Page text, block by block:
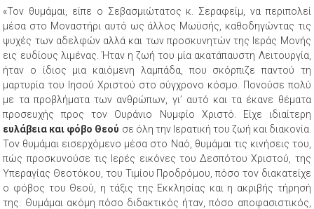
«Τον θυμάμαι, είπε ο Σεβασμιώτατος κ. Σεραφείμ, να περιπολεί
μέσα στο Μοναστήρι αυτό ως άλλος Μωϋσής, καθοδηγώντας τις
ψυχές των αδελφών αλλά και των προσκυνητών της Ιεράς Μονής
εις ευδίους λιμένας. Ήταν η ζωή του μία ακατάπαυστη Λειτουργία,
ήταν ο ίδιος μια καιόμενη λαμπάδα, που σκόρπιζε παντού τη
μαρτυρία του Ιησού Χριστού στο σύγχρονο κόσμο. Πονούσε πολύ
με τα προβλήματα των ανθρώπων, γι’ αυτό και τα έκανε θέματα
προσευχής προς τον Ουράνιο Νυμφίο Χριστό. Είχε ιδιαίτερη
ευλάβεια και φόβο Θεού σε όλη την Ιερατική του ζωή και διακονία.
Τον θυμάμαι εισερχόμενο μέσα στο Ναό, θυμάμαι τις κινήσεις του,
πώς προσκυνούσε τις Ιερές εικόνες του Δεσπότου Χριστού, της
Υπεραγίας Θεοτόκου, του Τιμίου Προδρόμου, πόσο τον διακατείχε
ο φόβος του Θεού, η τάξις της Εκκλησίας και η ακριβής τήρησή
της. Θυμάμαι ακόμη πόσο διδακτικός ήταν, πόσο αποφασιστικός,